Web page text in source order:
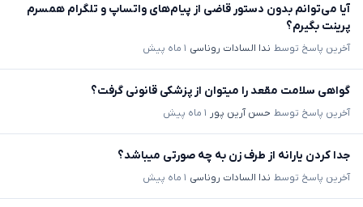
آیا می‌توانم بدون دستور قاضی از پیام‌های واتساپ و تلگرام همسرم
پرینت بگیرم؟
آخرین پاسخ توسط ندا السادات روناسی ۱ ماه پیش
گواهی سلامت مقعد را میتوان از پزشکی قانونی گرفت؟
آخرین پاسخ توسط حسن آرین پور ۱ ماه پیش
جدا کردن یارانه از طرف زن به چه صورتی میباشد؟
آخرین پاسخ توسط ندا السادات روناسی ۱ ماه پیش